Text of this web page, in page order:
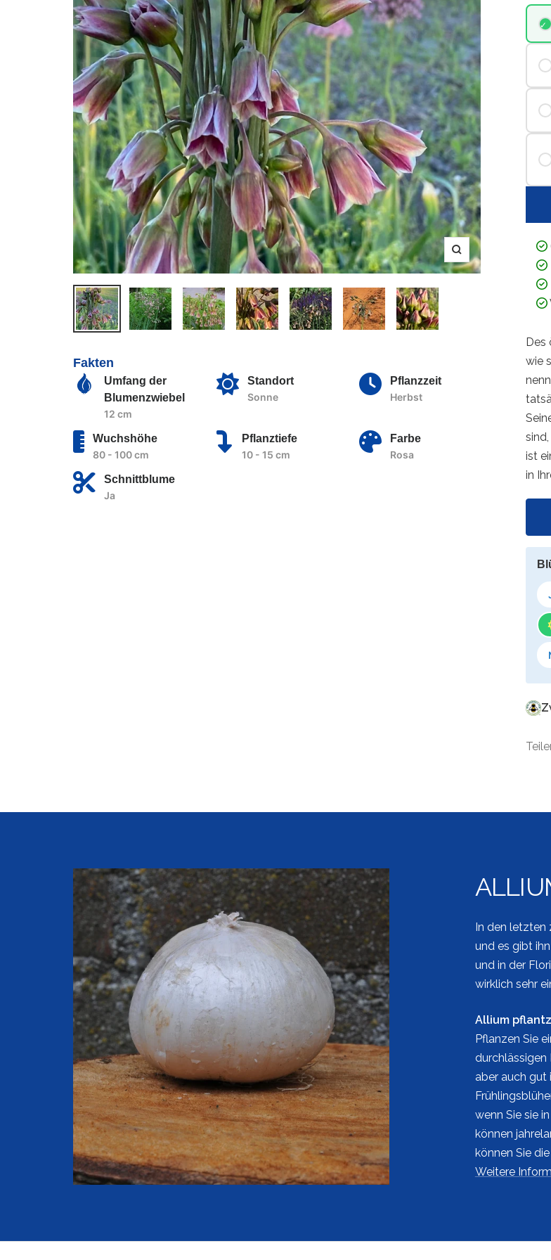
Zoom
Fakten
Umfang der
Blumenzwiebel
12 cm
Standort
Sonne
Pflanzzeit
Herbst
Wuchshöhe
80 - 100 cm
Pflanztiefe
10 - 15 cm
Farbe
Rosa
Schnittblume
Ja
Des
wie
ist
in
In den letzten
und es gibt
und in der
wirklich sehr
Allium
Pflanzen Sie
durchlässigen
aber auch gut
wenn Sie sie
können
können Sie
Weitere